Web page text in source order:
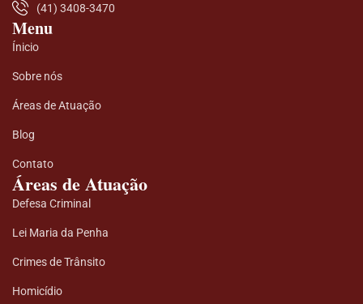
(41) 3408-3470
Menu
Ínicio
Sobre nós
Áreas de Atuação
Blog
Contato
Áreas de Atuação
Defesa Criminal
Lei Maria da Penha
Crimes de Trânsito
Homicídio